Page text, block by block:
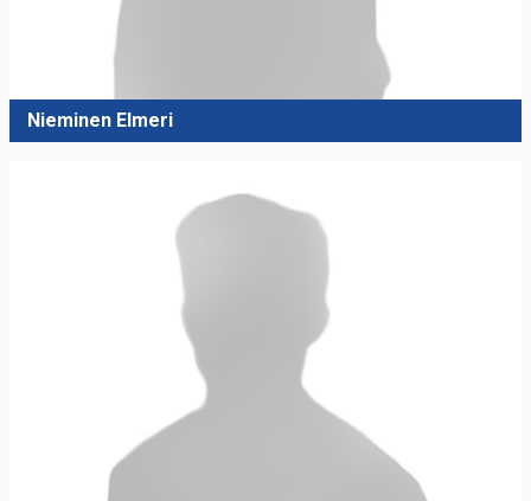
Nieminen Elmeri